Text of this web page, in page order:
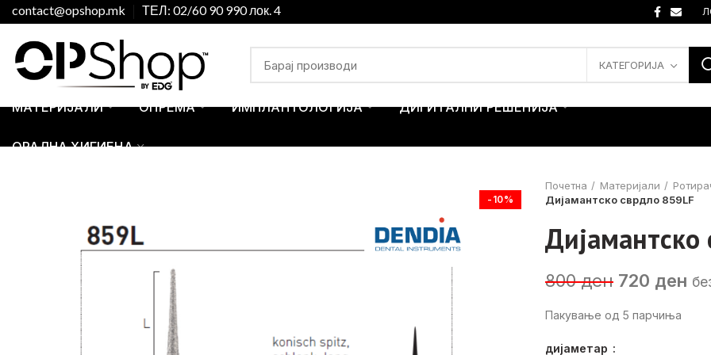
contact@opshop.mk ТЕЛ: 02/60 90 990 лок. 4
КАТЕГОРИЈА
МАТЕРИЈАЛИ ОПРЕМА ИМПЛАНТОЛОГИЈА ДИГИТАЛНИ РЕШЕНИЈА
ОРАЛНА ХИГИЕНА
-10%
Почетна Материјали
Дијамантско сврдло 859LF
Дијамантско
800ден Original
was:
720 ден
Пакување од 5 парчиња
дијаметар